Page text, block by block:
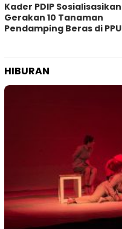
Kader PDIP Sosialisasikan
Gerakan 10 Tanaman
Pendamping Beras di PPU
HIBURAN